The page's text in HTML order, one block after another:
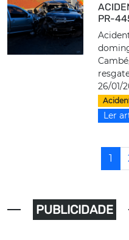
PR-
26/01/
Ler
1
PUBLICIDADE